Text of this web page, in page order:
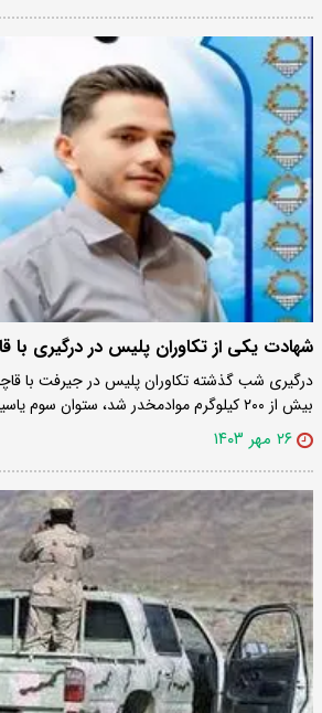
شهادت یکی از تکاوران پلیس در درگیری با
درگیری شب گذشته تکاوران پلیس در جیرفت با
بیش از ۲۰۰ کیلوگرم موادمخدر شد، ستوان سوم یاسین…
۲۶ مهر ۱۴۰۳